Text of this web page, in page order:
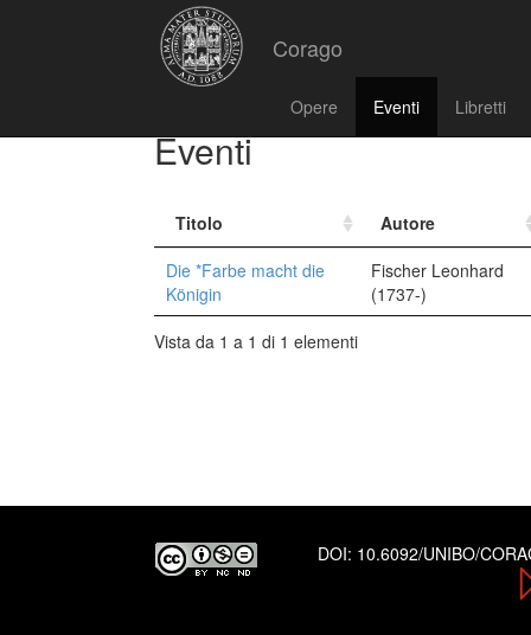
Corago
Opere Eventi Libretti
Eventi
Titolo
Autore
Die *Farbe macht die
Königin
Fischer Leonhard
(1737-)
Vista da 1 a 1 di 1 elementi
DOI: 10.6092/UNIBO/